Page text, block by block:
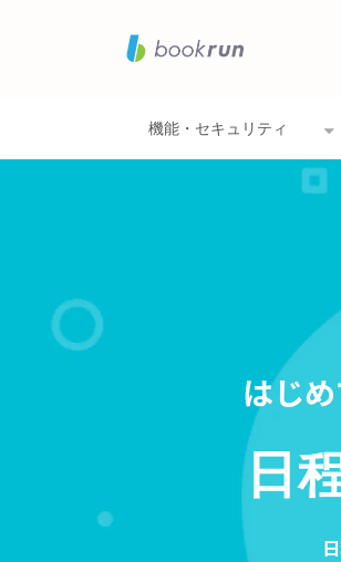
機能・セキュリティ
はじ
日